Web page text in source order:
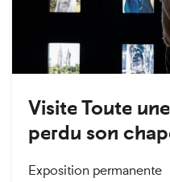
Visite Toute
perdu son
Exposition permanente